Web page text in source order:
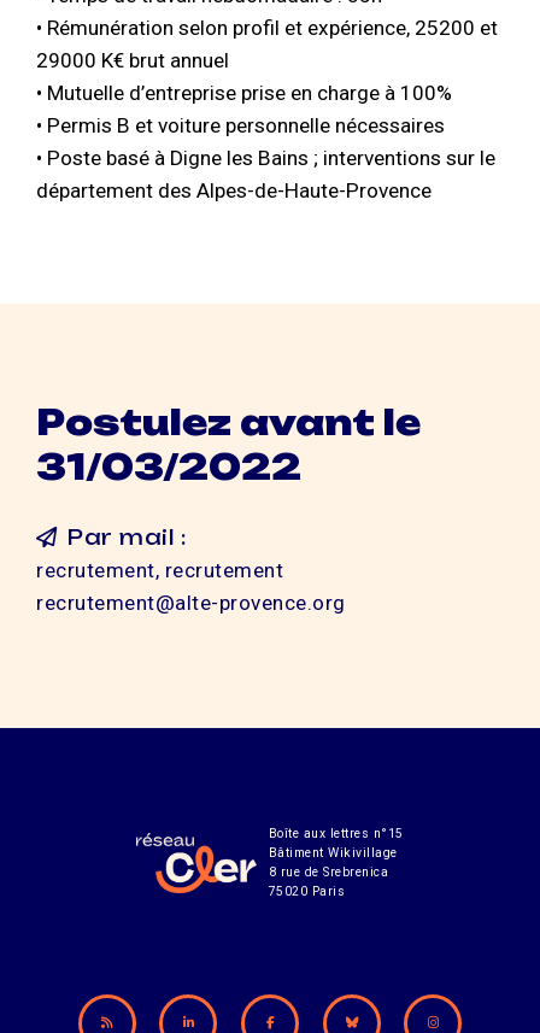
• Rémunération selon profil et expérience, 25200 et
29000 K€ brut annuel
• Mutuelle d’entreprise prise en charge à 100%
• Permis B et voiture personnelle nécessaires
• Poste basé à Digne les Bains ; interventions sur le
département des Alpes-de-Haute-Provence
Postulez avant le
31/03/2022
Par mail :
recrutement, recrutement
recrutement@alte-provence.org
Boîte aux lettres n°15
Bâtiment Wikivillage
8 rue de Srebrenica
75020 Paris